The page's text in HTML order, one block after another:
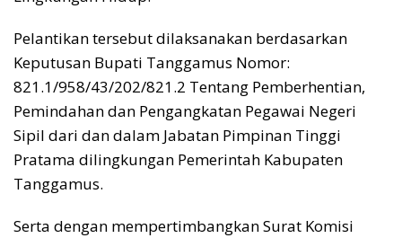
Pelantikan tersebut dilaksanakan berdasarkan
Keputusan Bupati Tanggamus Nomor:
821.1/958/43/202/821.2 Tentang Pemberhentian,
Pemindahan dan Pengangkatan Pegawai Negeri
Sipil dari dan dalam Jabatan Pimpinan Tinggi
Pratama dilingkungan Pemerintah Kabupaten
Tanggamus.
Serta dengan mempertimbangkan Surat Komisi